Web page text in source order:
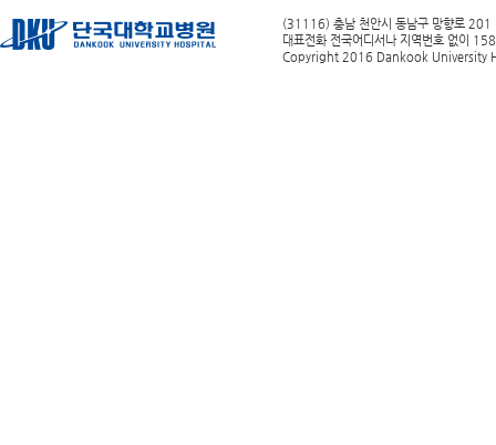
(31116) 충남 천안시 동남구 망향로 201
대표전화 전국어디서나 지역번호 없이
Copyright 2016 Dankook University